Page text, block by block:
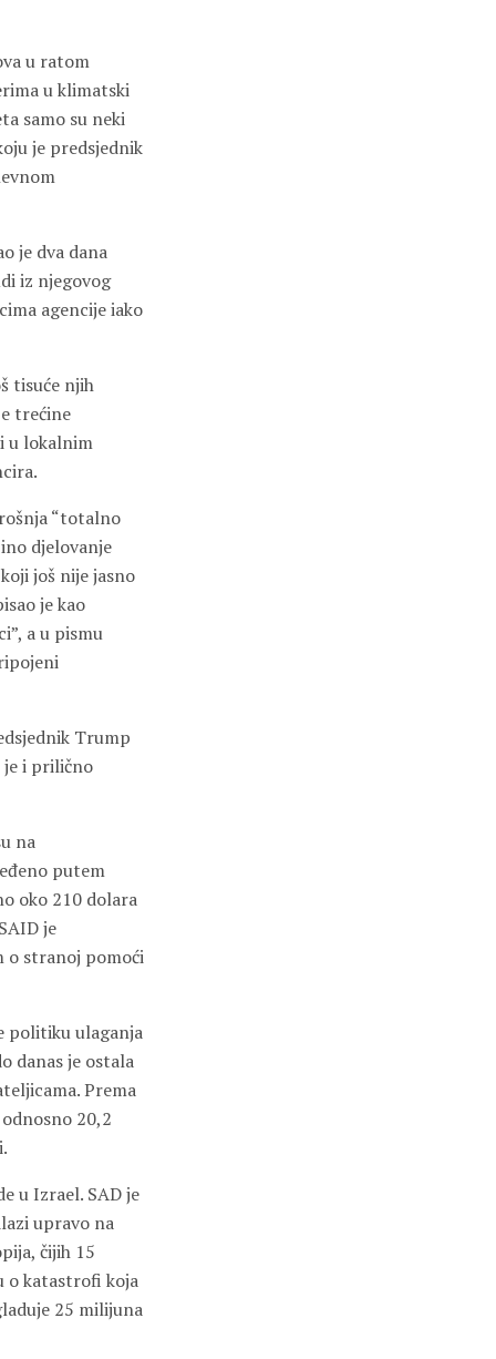
u ratom
u klimatski
samo su neki
je predsjednik
je dva dana
iz njegovog
agencije iako
tisuće njih
trećine
u lokalnim
“totalno
djelovanje
još nije jasno
je kao
a u pismu
Trump
je i prilično
na
putem
oko 210 dolara
je
o stranoj pomoći
politiku ulaganja
danas je ostala
Prema
20,2
u Izrael. SAD je
upravo na
čijih 15
o katastrofi koja
25 milijuna